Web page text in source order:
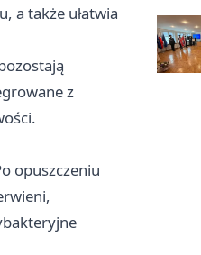
a także ułatwia
z
opuszczeniu